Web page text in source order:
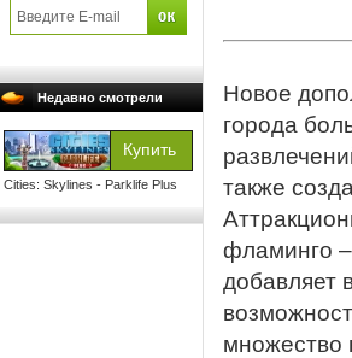
Недавно смотрели
Cities: Skylines - Parklife Plus
Новое
города
также
фламинго
добавляет
множество